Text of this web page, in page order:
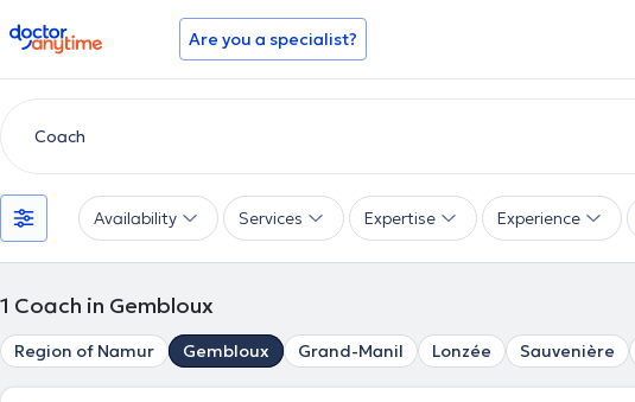
doctoranytime Are you a specialist?
Availability Services Expertise Experience
1 Coach in Gembloux
Region of Namur Gembloux Grand-Manil Lonzée Sauvenière